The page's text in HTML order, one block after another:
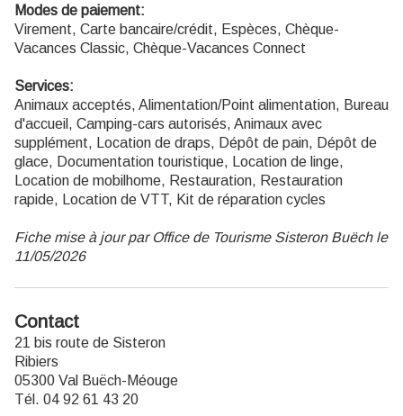
Modes de paiement:
Virement, Carte bancaire/crédit, Espèces, Chèque-
Vacances Classic, Chèque-Vacances Connect
Services:
Animaux acceptés, Alimentation/Point alimentation, Bureau
d'accueil, Camping-cars autorisés, Animaux avec
supplément, Location de draps, Dépôt de pain, Dépôt de
glace, Documentation touristique, Location de linge,
Location de mobilhome, Restauration, Restauration
rapide, Location de VTT, Kit de réparation cycles
Fiche mise à jour par Office de Tourisme Sisteron Buëch le
11/05/2026
Contact
21 bis route de Sisteron
Ribiers
05300 Val Buëch-Méouge
Tél. 04 92 61 43 20